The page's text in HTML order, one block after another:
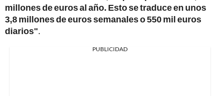
millones de euros al año. Esto se traduce en unos
3,8 millones de euros semanales o 550 mil euros
diarios".
PUBLICIDAD